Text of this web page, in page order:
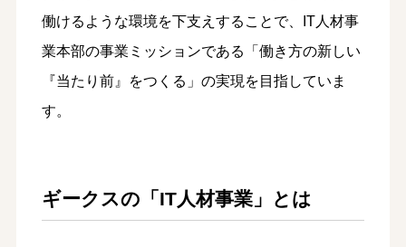
働けるような環境を下支えすることで、IT人材事
業本部の事業ミッションである「働き方の新しい
『当たり前』をつくる」の実現を目指していま
す。
ギークスの「IT人材事業」とは